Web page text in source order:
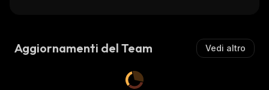
Aggiornamenti del Team Vedi altro